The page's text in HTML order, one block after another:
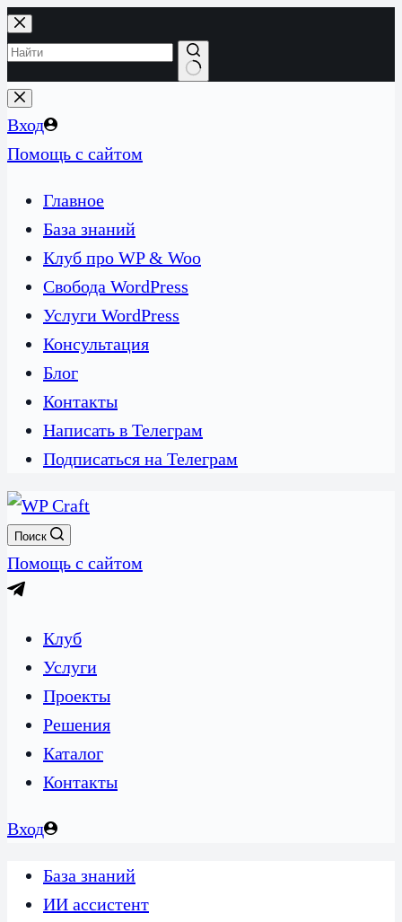
Перейти
к
сути
Ничего
не
найдено
Вход
Помощь с сайтом
Главное
База знаний
Клуб про WP & Woo
Свобода WordPress
Услуги WordPress
Консультация
Блог
Контакты
Написать в Телеграм
Подписаться на Телеграм
Поиск
Помощь с сайтом
Клуб
Услуги
Проекты
Решения
Каталог
Контакты
Вход
База знаний
ИИ ассистент